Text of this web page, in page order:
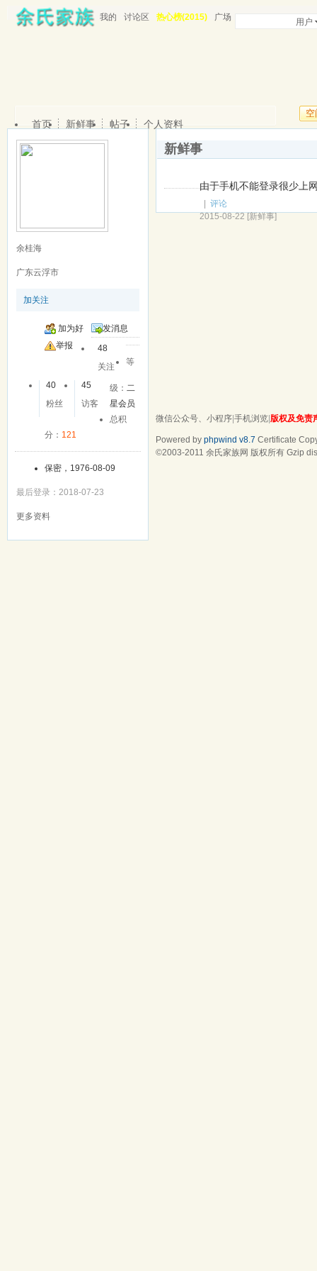
我的 讨论区 热心榜(2015) 广场 用户
空
首页 新鲜事 帖子 个人资料
余桂海
广东云浮市
加关注
加为好
友
发消息
举报
48
关注
40
粉丝
45
访客
等
级：二
星会员
总积
分： 121
保密，1976-08-09
最后登录：2018-07-23
更多资料
新鲜事
由于手机不能登录很少上
| 评论
2015-08-22[新鲜事]
微信公众号、小程序 手机浏览 版权及免责
Powered by phpwind v8.7 Certificate
©2003-2011 余氏家族网 版权所有 Gzip